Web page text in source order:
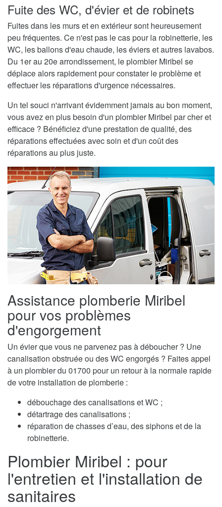
Fuite des WC, d'évier et de robinets
Fuites dans les murs et en extérieur sont heureusement
peu fréquentes. Ce n'est pas le cas pour la robinetterie, les
WC, les ballons d'eau chaude, les éviers et autres lavabos.
Du 1er au 20e arrondissement, le plombier Miribel se
déplace alors rapidement pour constater le problème et
effectuer les réparations d'urgence nécessaires.
Un tel souci n'arrivant évidemment jamais au bon moment,
vous avez en plus besoin d'un plombier Miribel par cher et
efficace ? Bénéficiez d'une prestation de qualité, des
réparations effectuées avec soin et d'un coût des
réparations au plus juste.
Assistance plomberie Miribel
pour vos problèmes
d'engorgement
Un évier que vous ne parvenez pas à déboucher ? Une
canalisation obstruée ou des WC engorgés ? Faites appel
à un plombier du 01700 pour un retour à la normale rapide
de votre installation de plomberie :
débouchage des canalisations et WC ;
détartrage des canalisations ;
réparation de chasses d’eau, des siphons et de la
robinetterie.
Plombier Miribel : pour
l'entretien et l'installation de
sanitaires